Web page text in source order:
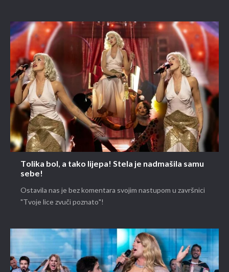
Tolika bol, a tako lijepa! Stela je nadmašila samu
sebe!
Ostavila nas je bez komentara svojim nastupom u završnici
"Tvoje lice zvuči poznato"!